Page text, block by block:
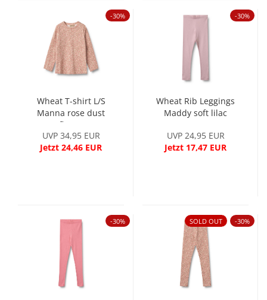
-30%
Wheat T-shirt L/S
Manna rose dust
flower
UVP 34,95 EUR
Jetzt 24,46 EUR
-30%
Wheat Rib Leggings
Maddy soft lilac
UVP 24,95 EUR
Jetzt 17,47 EUR
-30% SOLD OUT -30%